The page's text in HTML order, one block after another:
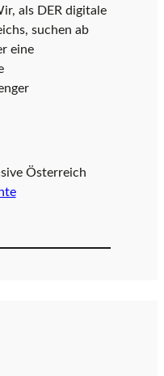
als DER digitale
suchen ab
eine
Österreich